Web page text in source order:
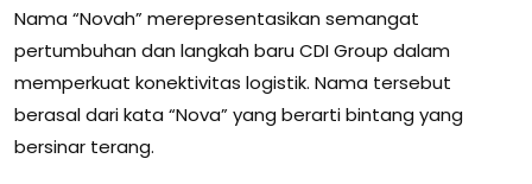
Nama “Novah” merepresentasikan semangat
pertumbuhan dan langkah baru CDI Group dalam
memperkuat konektivitas logistik. Nama tersebut
berasal dari kata “Nova” yang berarti bintang yang
bersinar terang.